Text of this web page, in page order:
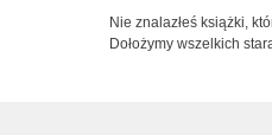
Nie znalazłeś książki,
Dołożymy wszelkich